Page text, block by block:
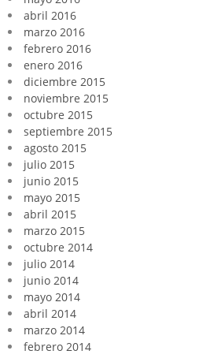
abril 2016
marzo 2016
febrero 2016
enero 2016
diciembre 2015
noviembre 2015
octubre 2015
septiembre 2015
agosto 2015
julio 2015
junio 2015
mayo 2015
abril 2015
marzo 2015
octubre 2014
julio 2014
junio 2014
mayo 2014
abril 2014
marzo 2014
febrero 2014